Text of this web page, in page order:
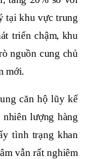
tại khu vực trung
triển chậm, khu
nguồn cung chủ
mới.
căn hộ lũy kế
lượng hàng
tình trạng khan
vẫn rất nghiêm